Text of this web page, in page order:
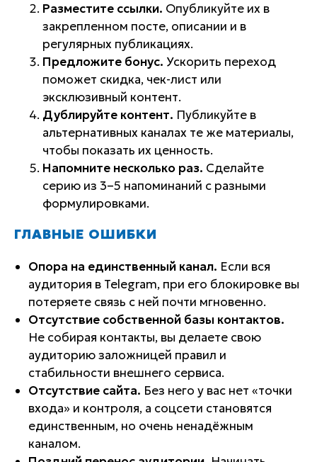
Разместите ссылки. Опубликуйте их в
закрепленном посте, описании и в
регулярных публикациях.
Предложите бонус. Ускорить переход
поможет скидка, чек-лист или
эксклюзивный контент.
Дублируйте контент. Публикуйте в
альтернативных каналах те же материалы,
чтобы показать их ценность.
Напомните несколько раз. Сделайте
серию из 3–5 напоминаний с разными
формулировками.
ГЛАВНЫЕ ОШИБКИ
Опора на единственный канал. Если вся
аудитория в Telegram, при его блокировке вы
потеряете связь с ней почти мгновенно.
Отсутствие собственной базы контактов.
Не собирая контакты, вы делаете свою
аудиторию заложницей правил и
стабильности внешнего сервиса.
Отсутствие сайта. Без него у вас нет «точки
входа» и контроля, а соцсети становятся
единственным, но очень ненадёжным
каналом.